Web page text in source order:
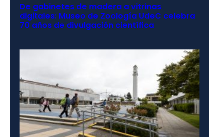
De gabinetes de madera a vitrinas
digitales: Museo de Zoología UdeC celebra
70 años de divulgación científica